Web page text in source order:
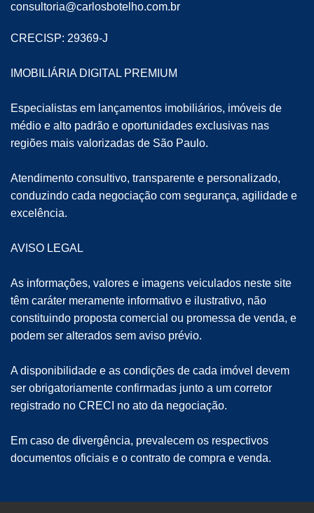
consultoria@carlosbotelho.com.br
CRECISP: 29369-J
IMOBILIÁRIA DIGITAL PREMIUM
Especialistas em lançamentos imobiliários, imóveis de
médio e alto padrão e oportunidades exclusivas nas
regiões mais valorizadas de São Paulo.
Atendimento consultivo, transparente e personalizado,
conduzindo cada negociação com segurança, agilidade e
excelência.
AVISO LEGAL
As informações, valores e imagens veiculados neste site
têm caráter meramente informativo e ilustrativo, não
constituindo proposta comercial ou promessa de venda, e
podem ser alterados sem aviso prévio.
A disponibilidade e as condições de cada imóvel devem
ser obrigatoriamente confirmadas junto a um corretor
registrado no CRECI no ato da negociação.
Em caso de divergência, prevalecem os respectivos
documentos oficiais e o contrato de compra e venda.